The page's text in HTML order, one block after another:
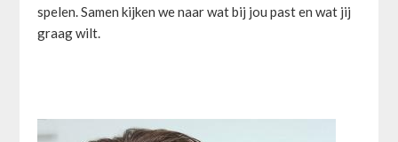
spelen. Samen kijken we naar wat bij jou past en wat jij
graag wilt.